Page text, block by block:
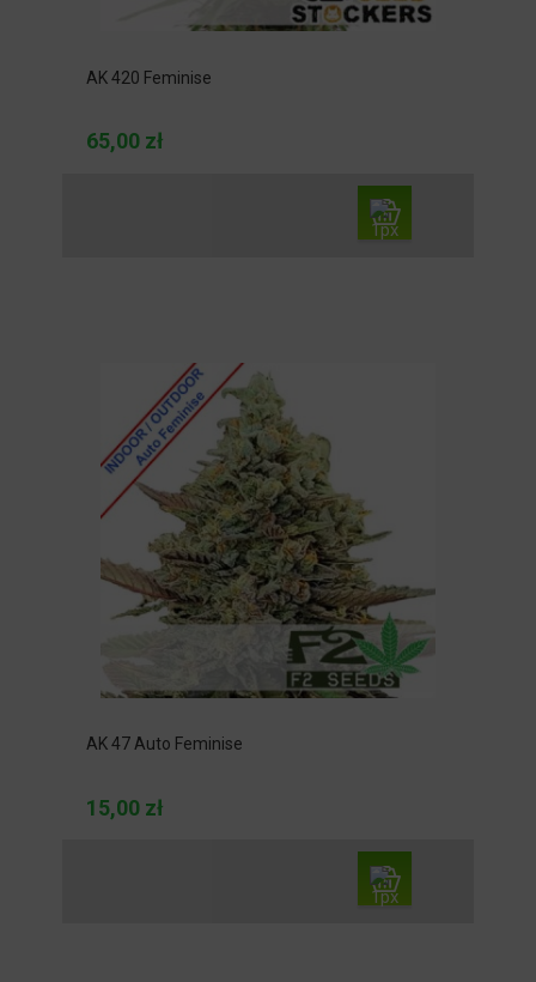
AK 420 Feminise
65,00 zł
AK 47 Auto Feminise
15,00 zł